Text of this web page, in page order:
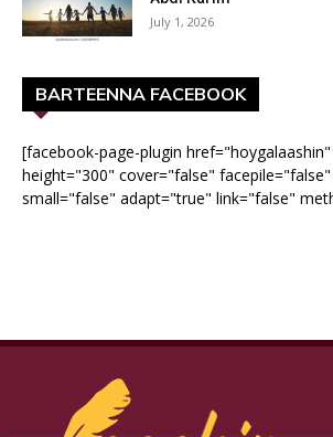
July 1, 2026
BARTEENNA FACEBOOK
[facebook-page-plugin
height="300" cover="false"
small="false" adapt="true" link="false"